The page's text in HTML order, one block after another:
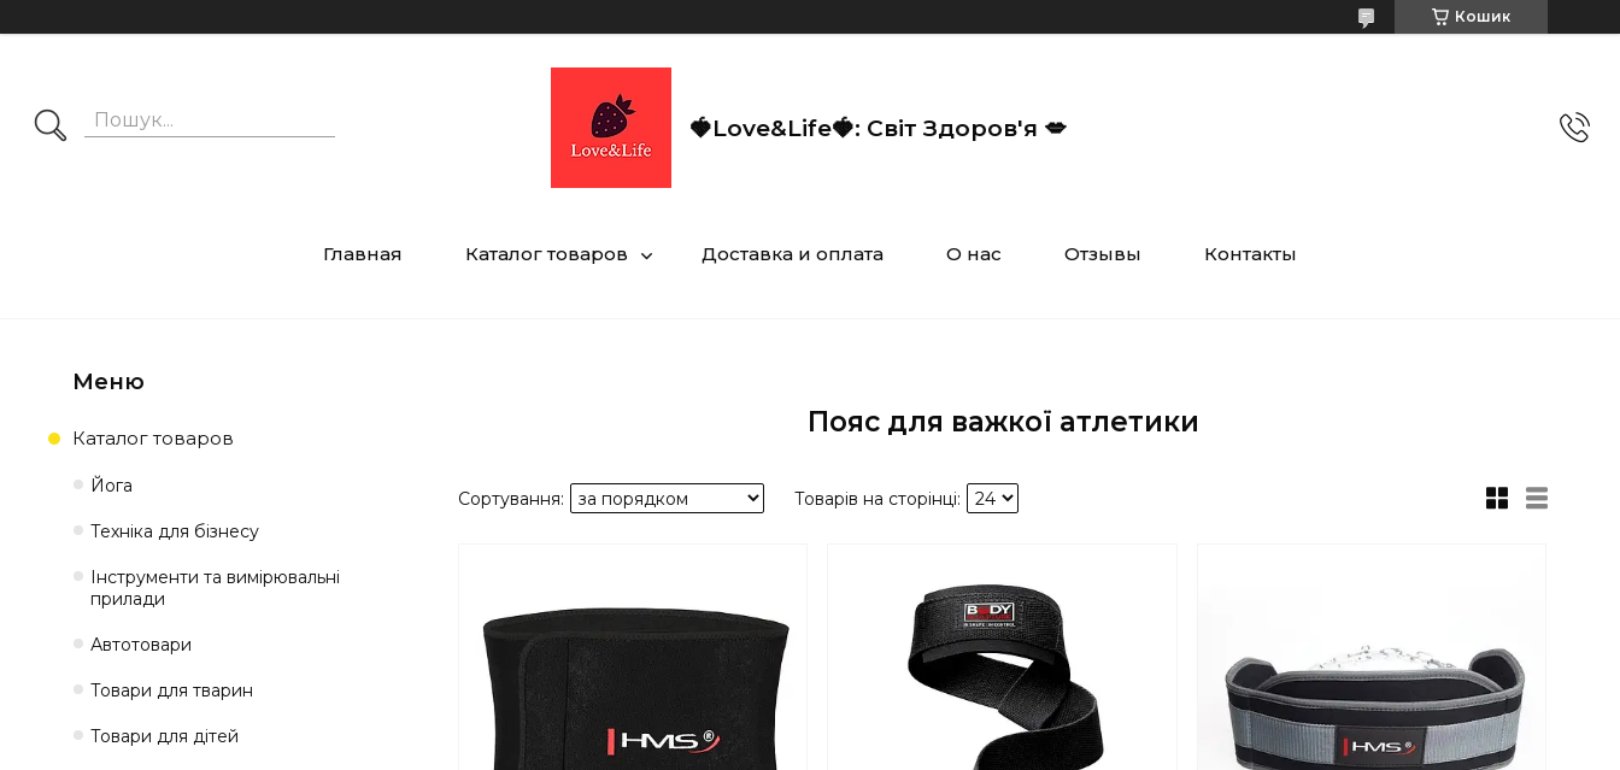
Кошик
🍓Love&Life🍓: Світ Здоров'я 💋
Главная Каталог товаров Доставка и оплата О нас Отзывы Контакты
Пояс для важкої атлетики
Каталог товаров
Йога
Техніка для бізнесу
Інструменти та вимірювальні
прилади
Автотовари
Товари для тварин
Товари для дітей